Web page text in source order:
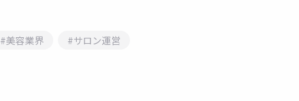
#美容業界 #サロン運営